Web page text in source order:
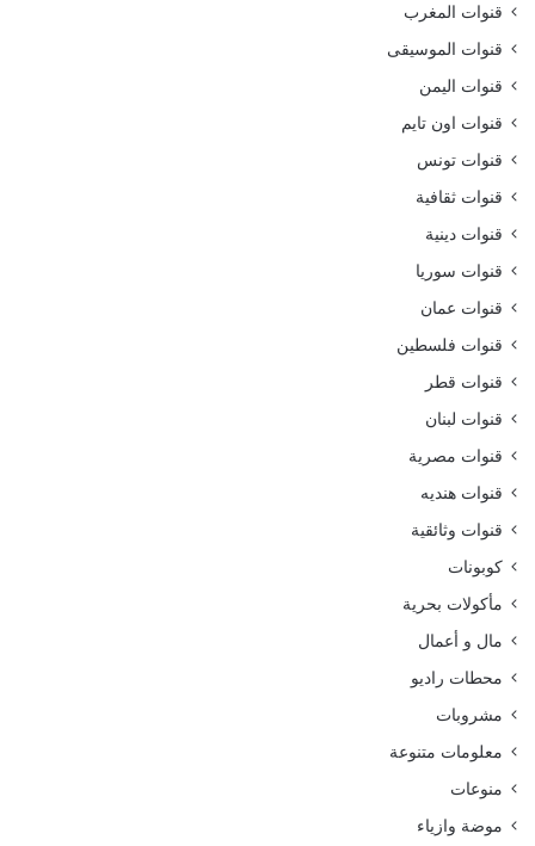
قنوات المغرب
قنوات الموسيقى
قنوات اليمن
قنوات اون تايم
قنوات تونس
قنوات ثقافية
قنوات دينية
قنوات سوريا
قنوات عمان
قنوات فلسطين
قنوات قطر
قنوات لبنان
قنوات مصرية
قنوات هنديه
قنوات وثائقية
كوبونات
مأكولات بحرية
مال و أعمال
محطات راديو
مشروبات
معلومات متنوعة
منوعات
موضة وازياء